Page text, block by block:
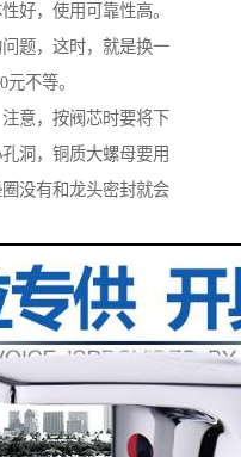
好，使用可靠性高。
题，这时，就是换一
不等。
意，按阀芯时要将下
洞，铜质大螺母要用
没有和龙头密封就会